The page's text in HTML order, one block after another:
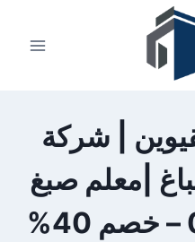
| شركة
|معلم صبغ